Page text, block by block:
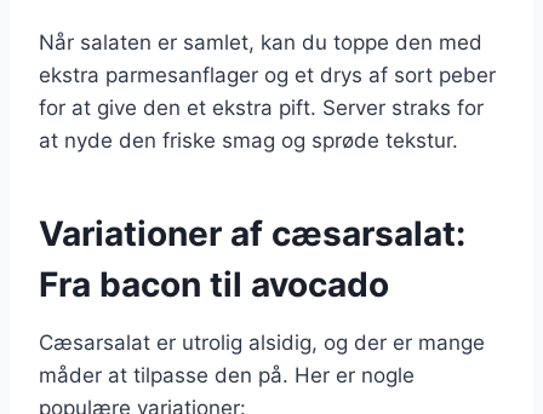
Når salaten er samlet, kan du toppe den med
ekstra parmesanflager og et drys af sort peber
for at give den et ekstra pift. Server straks for
at nyde den friske smag og sprøde tekstur.
Variationer af cæsarsalat:
Fra bacon til avocado
Cæsarsalat er utrolig alsidig, og der er mange
måder at tilpasse den på. Her er nogle
populære variationer: